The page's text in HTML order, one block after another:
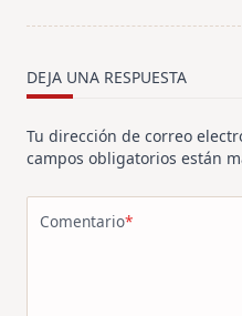
DEJA UNA RESPUESTA
Tu dirección de correo
campos obligatorios están
Comentario*